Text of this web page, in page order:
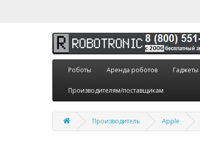
Роботы Аренда роботов Гаджеты
Производителям/поставщикам
Производитель Apple